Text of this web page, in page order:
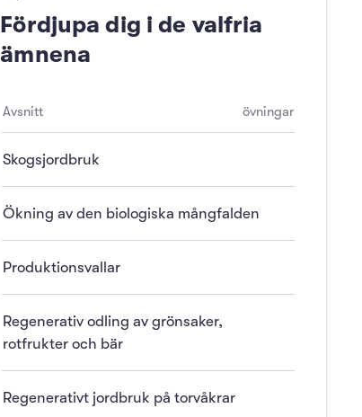
Fördjupa dig i de valfria
ämnena
Avsnitt övningar
Skogsjordbruk
Ökning av den biologiska mångfalden
Produktionsvallar
Regenerativ odling av grönsaker,
rotfrukter och bär
Regenerativt jordbruk på torvåkrar